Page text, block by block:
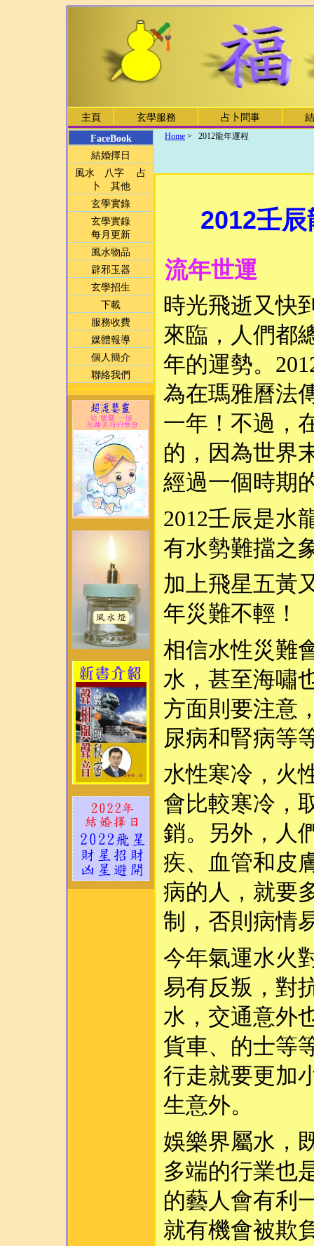
主頁 玄學服務 占卜問事
FaceBook
結婚擇日
風水 八字 占
卜 其他
玄學實錄
玄學實錄
每月更新
風水物品
辟邪玉器
玄學招生
下載
服務收費
媒體報導
個人簡介
聯絡我們
Home > 2012龍年運程
2012壬
流年世運
時光飛逝又快
來臨，人們都
年的運勢。
為在瑪雅曆法
一年！不過，
的，因為世界
經過一個時期
2012壬辰是水
有水勢難擋之
加上飛星五黃
年災難不輕！
相信水性災難
水，甚至海嘯
方面則要注意
尿病和腎病等
水性寒冷，火
會比較寒冷，
銷。另外，人
疾、血管和皮
病的人，就要
制，否則病情
今年氣運水火
易有反叛，對
水，交通意外
貨車、的士等
行走就要更加
生意外。
娛樂界屬水，
多端的行業也
的藝人會有利
就有機會被欺